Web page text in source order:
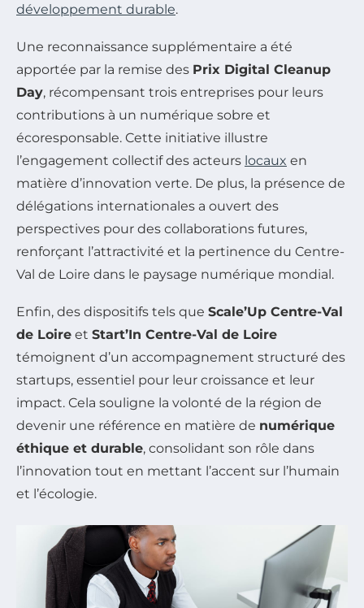
développement durable.
Une reconnaissance supplémentaire a été
apportée par la remise des Prix Digital Cleanup
Day, récompensant trois entreprises pour leurs
contributions à un numérique sobre et
écoresponsable. Cette initiative illustre
l’engagement collectif des acteurs locaux en
matière d’innovation verte. De plus, la présence de
délégations internationales a ouvert des
perspectives pour des collaborations futures,
renforçant l’attractivité et la pertinence du Centre-
Val de Loire dans le paysage numérique mondial.
Enfin, des dispositifs tels que Scale’Up Centre-Val
de Loire et Start’In Centre-Val de Loire
témoignent d’un accompagnement structuré des
startups, essentiel pour leur croissance et leur
impact. Cela souligne la volonté de la région de
devenir une référence en matière de numérique
éthique et durable, consolidant son rôle dans
l’innovation tout en mettant l’accent sur l’humain
et l’écologie.